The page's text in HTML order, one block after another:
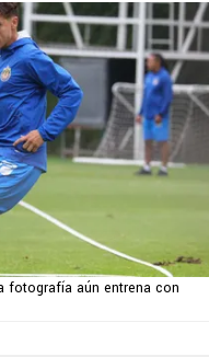
fotografía aún entrena con